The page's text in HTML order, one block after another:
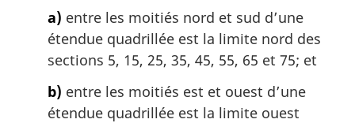
a) entre les moitiés nord et sud d’une
étendue quadrillée est la limite nord des
sections 5, 15, 25, 35, 45, 55, 65 et 75; et
b) entre les moitiés est et ouest d’une
étendue quadrillée est la limite ouest